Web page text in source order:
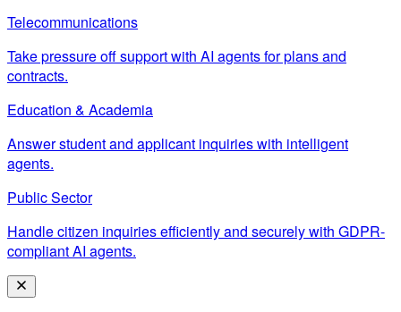
Telecommunications
Take pressure off support with AI agents for plans and
contracts.
Education & Academia
Answer student and applicant inquiries with intelligent
agents.
Public Sector
Handle citizen inquiries efficiently and securely with GDPR-
compliant AI agents.